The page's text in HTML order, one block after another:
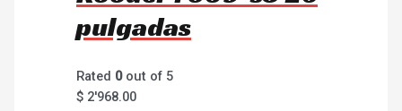
pulgadas
Rated 0out of 5
$ 2'968.00